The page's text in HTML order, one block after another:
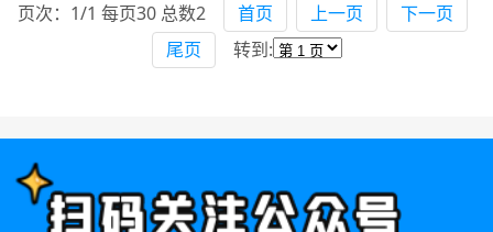
页次：1/1 每页30 总数2 首页 上一页
下一页
尾页
转到: